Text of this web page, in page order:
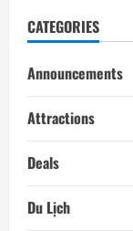
CATEGORIES
Announcements
Attractions
Deals
Du Lịch